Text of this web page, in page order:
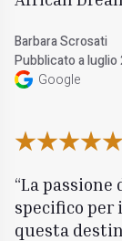
Barbara Scrosati
Pubblicato a luglio
Google
La passione
specifico per
questa